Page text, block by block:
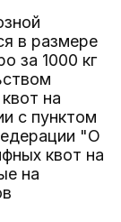
в размере
за 1000 кг
на
с пунктом
"О
квот на
на